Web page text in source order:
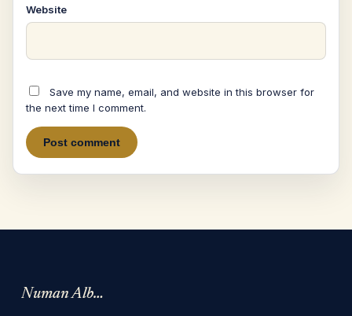
Website
Save my name, email, and website in this browser for
the next time I comment.
Numan Albarbari